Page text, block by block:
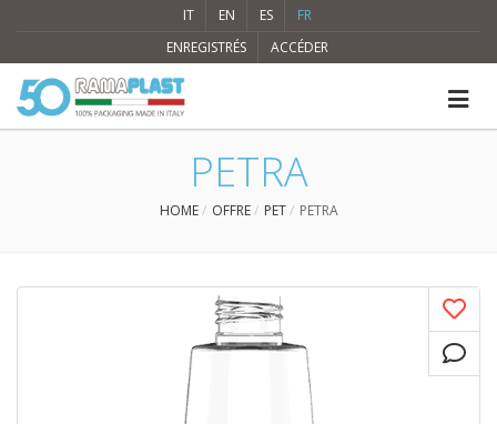
IT EN ES
FR
ENREGISTRÉS
ACCÉDER
PETRA
HOME OFFRE PET PETRA